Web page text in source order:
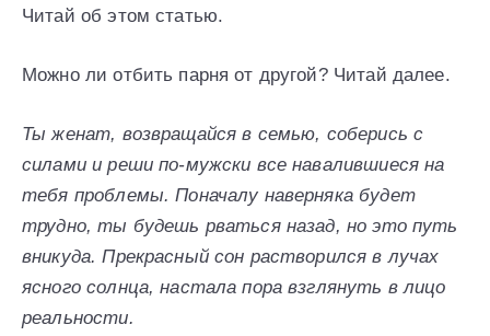
Читай об этом статью.
Можно ли отбить парня от другой? Читай далее.
Ты женат, возвращайся в семью, соберись с
силами и реши по-мужски все навалившиеся на
тебя проблемы. Поначалу наверняка будет
трудно, ты будешь рваться назад, но это путь
вникуда. Прекрасный сон растворился в лучах
ясного солнца, настала пора взглянуть в лицо
реальности.